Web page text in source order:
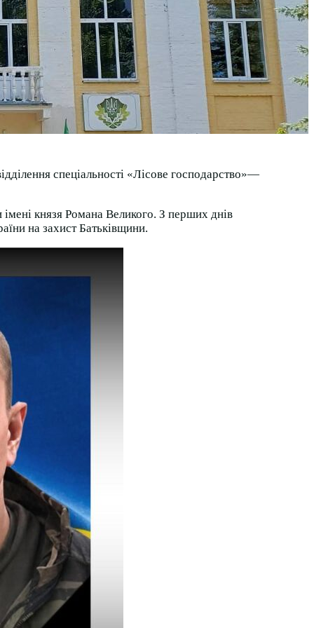
спеціальності «Лісове господарство»—
князя Романа Великого. З перших днів
на захист Батьківщини.